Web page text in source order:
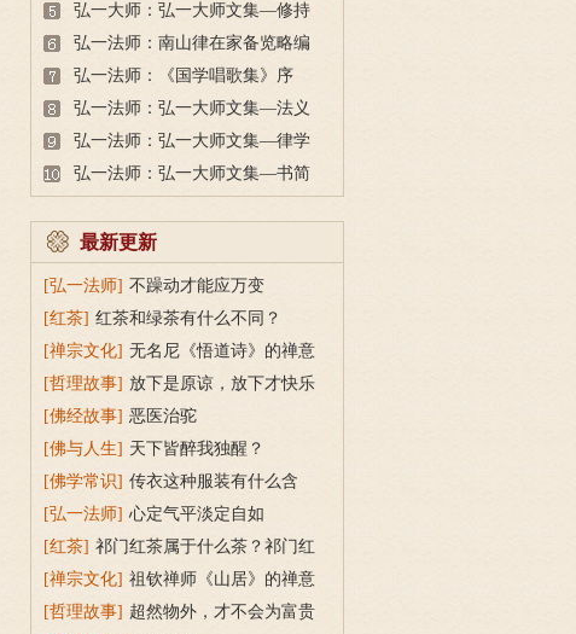
（忏悔篇）
弘一大师：弘一大师文集—修持
弘一法师：南山律在家备览略编
（持犯篇）
弘一法师：《国学唱歌集》序
弘一法师：弘一大师文集—法义
弘一法师：弘一大师文集—律学
弘一法师：弘一大师文集—书简
最新更新
[弘一法师] 不躁动才能应万变
[红茶] 红茶和绿茶有什么不同？
[禅宗文化] 无名尼《悟道诗》的禅意
[哲理故事] 放下是原谅，放下才快乐
[佛经故事] 恶医治驼
[佛与人生] 天下皆醉我独醒？
[佛学常识] 传衣这种服装有什么含
义？
[弘一法师] 心定气平淡定自如
[红茶] 祁门红茶属于什么茶？祁门红
茶的产地、泡法、选购
[禅宗文化] 祖钦禅师《山居》的禅意
[哲理故事] 超然物外，才不会为富贵